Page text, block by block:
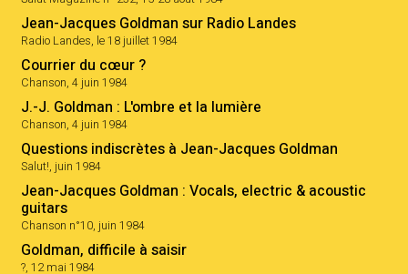
Jean-Jacques Goldman sur Radio Landes
Radio Landes, le 18 juillet 1984
Courrier du cœur ?
Chanson, 4 juin 1984
J.-J. Goldman : L'ombre et la lumière
Chanson, 4 juin 1984
Questions indiscrètes à Jean-Jacques Goldman
Salut!, juin 1984
Jean-Jacques Goldman : Vocals, electric & acoustic
guitars
Chanson n°10, juin 1984
Goldman, difficile à saisir
?, 12 mai 1984